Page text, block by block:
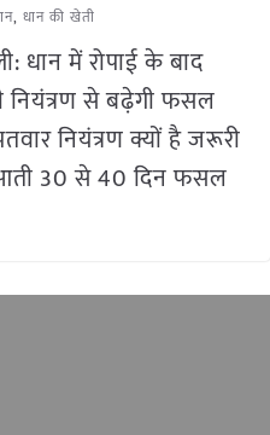
, धान की खेती
धान में रोपाई के बाद
से बढ़ेगी फसल
नियंत्रण क्यों है जरूरी
30 से 40 दिन फसल